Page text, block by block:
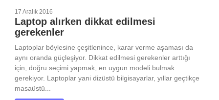
17 Aralık 2016
Laptop alırken dikkat edilmesi
gerekenler
Laptoplar böylesine çeşitlenince, karar verme aşaması da
aynı oranda güçleşiyor. Dikkat edilmesi gerekenler arttığı
için, doğru seçimi yapmak, en uygun modeli bulmak
gerekiyor. Laptoplar yani dizüstü bilgisayarlar, yıllar geçtikçe
masaüstü...